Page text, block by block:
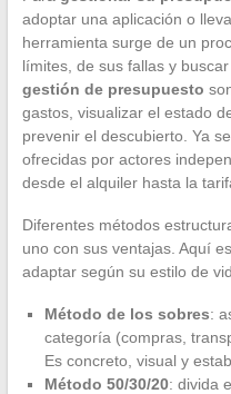
adoptar una aplicación o
herramienta surge de un
límites, de sus fallas y
gestión de presupuesto
gastos, visualizar el estado
prevenir el descubierto. Ya
ofrecidas por actores
desde el alquiler hasta la
Diferentes métodos
uno con sus ventajas. Aquí
adaptar según su estilo de
Método de los sobres:
categoría (compras,
Es concreto, visual y
Método 50/30/20: divida